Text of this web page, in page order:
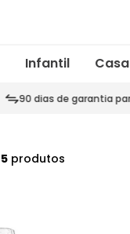
Infantil Casa
90 dias de garantia
5 produtos